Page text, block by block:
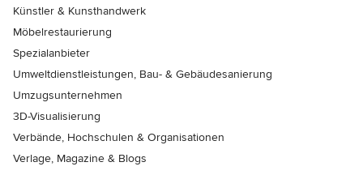
Künstler & Kunsthandwerk
Möbelrestaurierung
Spezialanbieter
Umweltdienstleistungen, Bau- & Gebäudesanierung
Umzugsunternehmen
3D-Visualisierung
Verbände, Hochschulen & Organisationen
Verlage, Magazine & Blogs